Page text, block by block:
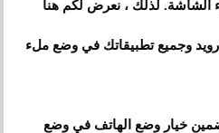
لذلك ، نعرض لكم هنا
وجميع تطبيقاتك في وضع ملء
خيار وضع الهاتف في وضع